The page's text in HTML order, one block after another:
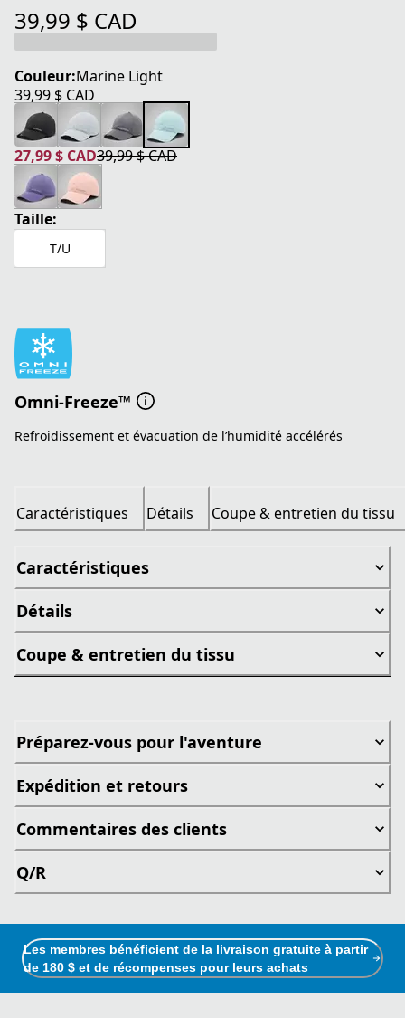
39,99 $ CAD
prix actuel 39,99 $ CAD
Couleur:Marine Light
39,99 $ CAD
prix actuel 39,99 $ CAD
27,99 $ CAD
prix actuel 27,99 $ CAD
39,99 $ CAD
prix original 39,99 $ CAD
Taille:
T/U
Omni-Freeze™
Refroidissement et évacuation de l’humidité accélérés
Caractéristiques Détails Coupe & entretien du tissu
Caractéristiques
Détails
Coupe & entretien du tissu
Préparez-vous pour l'aventure
Expédition et retours
Commentaires des clients
Q/R
Les membres bénéficient de la livraison gratuite à partir
de 180 $ et de récompenses pour leurs achats